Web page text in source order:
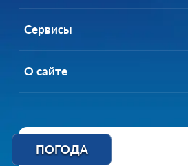
Сервисы
О сайте
ПОГОДА